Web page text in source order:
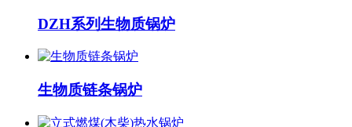
DZH系列生物质锅炉
生物质链条锅炉